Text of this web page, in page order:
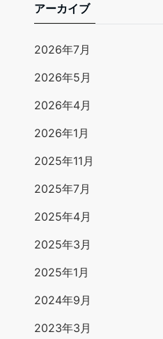
アーカイブ
2026年7月
2026年5月
2026年4月
2026年1月
2025年11月
2025年7月
2025年4月
2025年3月
2025年1月
2024年9月
2023年3月